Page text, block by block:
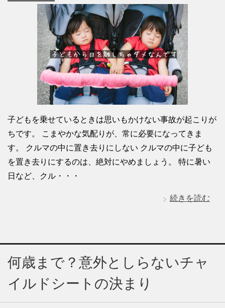
子どもを乗せているときは思いもかけない事故が起こりが
ちです。 こまやかな気配りが、常に必要になってきま
す。 クルマの中に置き去りにしない クルマの中に子ども
を置き去りにするのは、絶対にやめましょう。 特に暑い
日など、クル・・・
続きを読む
何歳まで？意外としらないチャ
イルドシートの決まり